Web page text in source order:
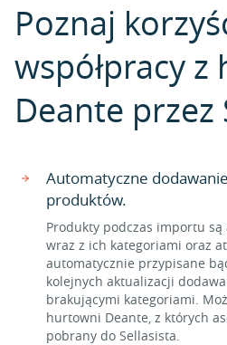
Poznaj
współpracy
Deante przez
Automatyczne
produktów.
Produkty podczas importu
wraz z ich kategoriami oraz
automatycznie przypisane
kolejnych aktualizacji
brakującymi kategoriami.
hurtowni Deante, z których
pobrany do Sellasista.